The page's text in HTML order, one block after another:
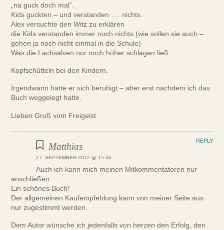
„na guck doch mal“.
Kids guckten – und verstanden …. nichts.
Alex versuchte den Witz zu erklären
die Kids verstanden immer noch nichts (wie sollen sie auch –
gehen ja noch nicht einmal in die Schule)
Was die Lachsalven nur noch höher schlagen ließ.
Kopfschütteln bei den Kindern.
Irgendwann hatte er sich beruhigt – aber erst nachdem ich das
Buch weggelegt hatte.
Lieben Gruß vom Freigeist
Matthias
27. SEPTEMBER 2012 @ 15:36
Auch ich kann mich meinen Mitkommentatoren nur
anschließen.
Ein schönes Buch!
Der allgemeinen Kaufempfehlung kann von meiner Seite aus
nur zugestimmt werden.
Dem Autor wünsche ich jedenfalls von herzen den Erfolg, den
REPLY